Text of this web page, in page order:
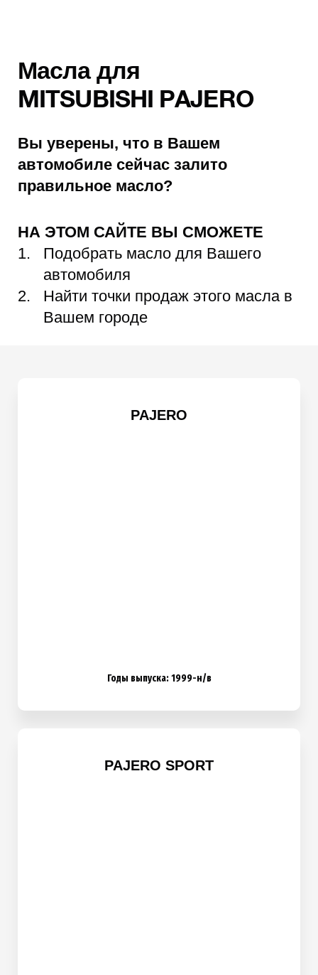
Масла для
MITSUBISHI PAJERO
Вы уверены, что в Вашем
автомобиле сейчас залито
правильное масло?
НА ЭТОМ САЙТЕ ВЫ СМОЖЕТЕ
Подобрать масло для Вашего
автомобиля
Найти точки продаж этого масла в
Вашем городе
PAJERO
Годы выпуска: 1999-н/в
PAJERO SPORT